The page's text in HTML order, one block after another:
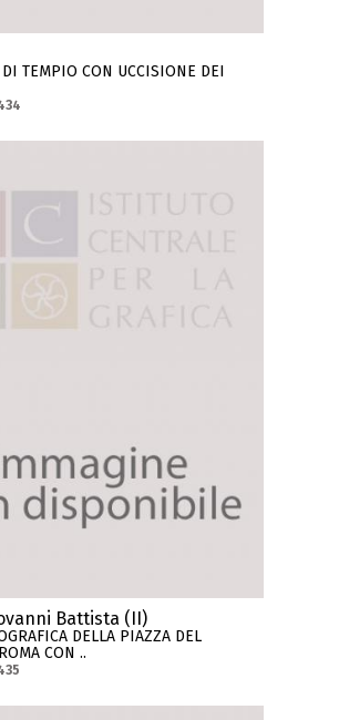
DI TEMPIO CON UCCISIONE DEI
Battista (II)
DELLA PIAZZA DEL
CON ..